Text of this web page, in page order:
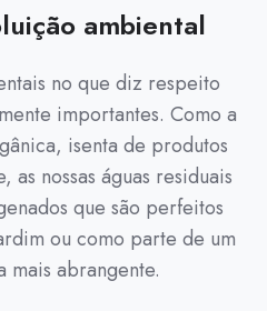
ambiental
no que diz respeito
importantes. Como a
isenta de produtos
nossas águas residuais
que são perfeitos
ou como parte de um
mais abrangente.